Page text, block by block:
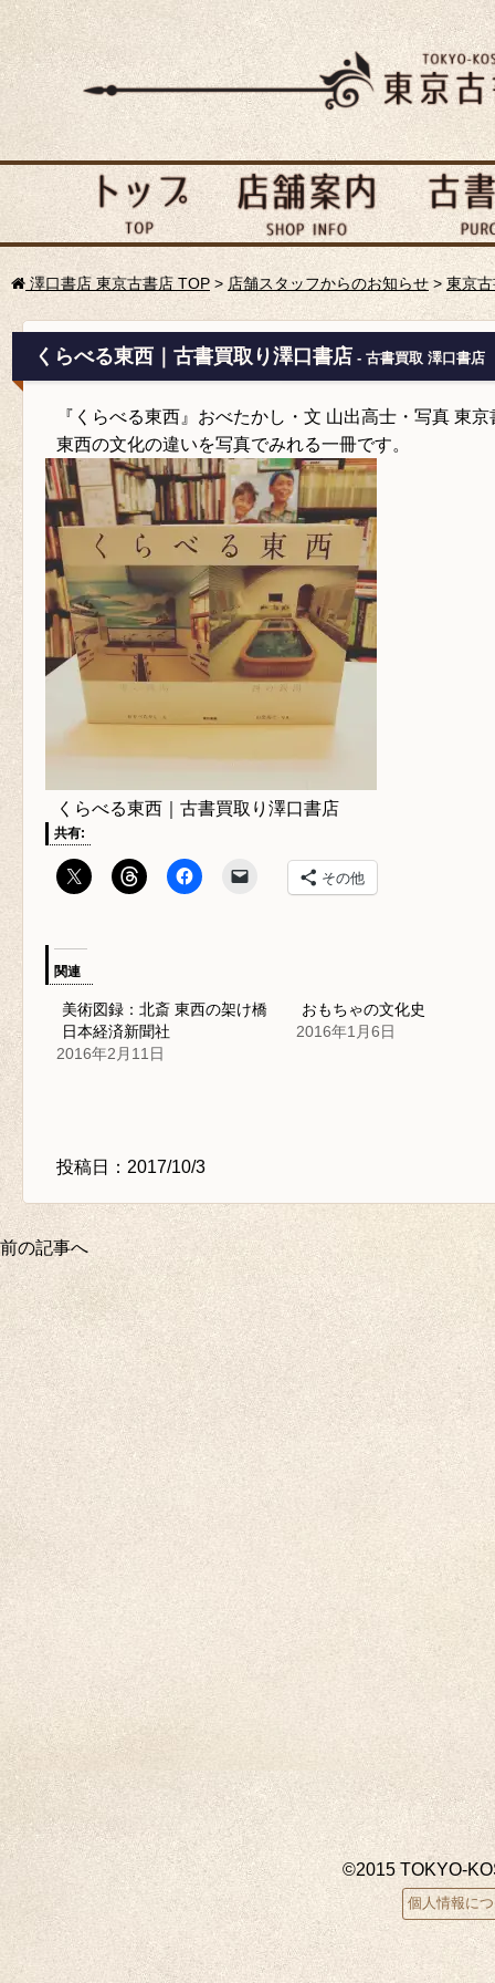
澤口書店 東京古書店 TOP > 店舗スタッフからのお知らせ> 東京
くらべる東西｜古書買取り澤口書店 - 古書買取 澤口書店
『くらべる東西』おべたかし・文 山出高士・写真 東京
東西の文化の違いを写真でみれる一冊です。
くらべる東西｜古書買取り澤口書店
共有:
その他
関連
美術図録：北斎 東西の架け橋
日本経済新聞社
2016年2月11日
おもちゃの文化史
2016年1月6日
投稿日：2017/10/3
前の記事へ
©2015 TOKYO-
個人情報に